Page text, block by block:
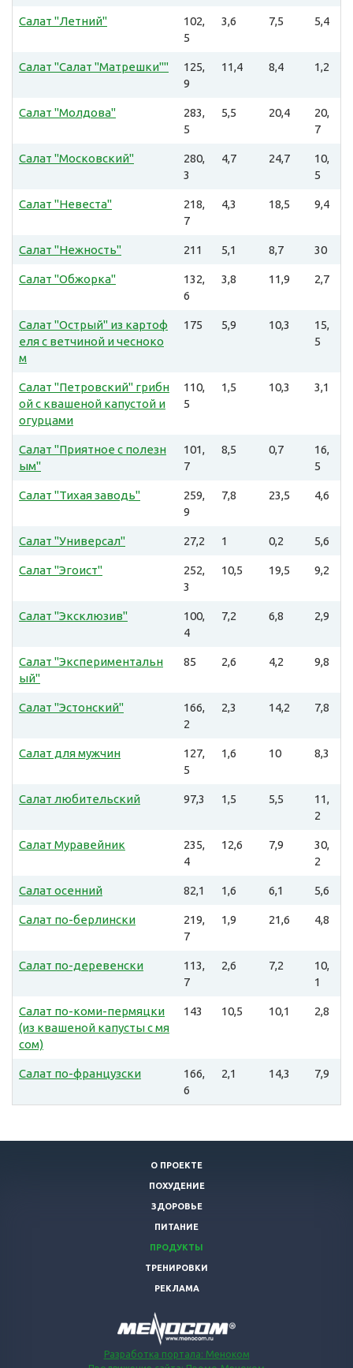
Салат "Летний"
102,
5
3,6 7,5 5,4
Салат "Салат "Матрешки""
125,
9
11,4 8,4 1,2
Салат "Молдова"
283,
5
5,5 20,4
20,
7
Салат "Московский"
280,
3
4,7 24,7
10,
5
Салат "Невеста"
218,
7
4,3 18,5 9,4
Салат "Нежность" 211 5,1 8,7 30
Салат "Обжорка"
132,
6
3,8 11,9 2,7
Салат "Острый" из картоф
еля с ветчиной и чесноко
м
175 5,9 10,3
15,
5
Салат "Петровский" грибн
ой с квашеной капустой и
огурцами
110,
5
1,5 10,3 3,1
Салат "Приятное с полезн
ым"
101,
7
8,5 0,7
16,
5
Салат "Тихая заводь"
259,
9
7,8 23,5 4,6
Салат "Универсал" 27,2 1 0,2 5,6
Салат "Эгоист"
252,
3
10,5 19,5 9,2
Салат "Эксклюзив"
100,
4
7,2 6,8 2,9
Салат "Экспериментальн
ый"
85 2,6 4,2 9,8
Салат "Эстонский"
166,
2
2,3 14,2 7,8
Салат для мужчин
127,
5
1,6 10 8,3
Салат любительский 97,3 1,5 5,5
11,
2
Салат Муравейник
235,
4
12,6 7,9
30,
2
Салат осенний 82,1 1,6 6,1 5,6
Салат по-берлински
219,
7
1,9 21,6 4,8
Салат по-деревенски
113,
7
2,6 7,2
10,
1
Салат по-коми-пермяцки
(из квашеной капусты с мя
сом)
143 10,5 10,1 2,8
Салат по-французски
166,
6
2,1 14,3 7,9
О ПРОЕКТЕ
ПОХУДЕНИЕ
ЗДОРОВЬЕ
ПИТАНИЕ
ПРОДУКТЫ
ТРЕНИРОВКИ
РЕКЛАМА
Разработка портала: Меноком